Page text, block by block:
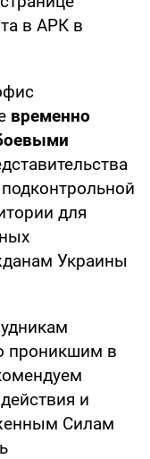
в АРК в
временно
для
Украины
проникшим в
и
Силам